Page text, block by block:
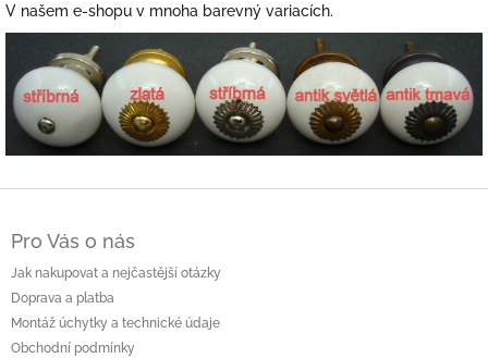
V našem e-shopu v mnoha barevný variacích.
Pro Vás o nás
Jak nakupovat a nejčastější otázky
Doprava a platba
Montáž úchytky a technické údaje
Obchodní podmínky